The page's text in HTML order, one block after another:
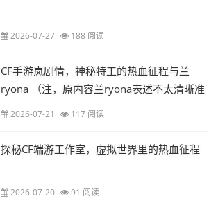
2026-07-27 188 阅读
CF手游岚剧情，神秘特工的热血征程与兰
ryona （注，原内容兰ryona表述不太清晰准
确，推测可能是这样，你可根据实际情况调
2026-07-21 117 阅读
探秘CF端游工作室，虚拟世界里的热血征程
2026-07-20 91 阅读